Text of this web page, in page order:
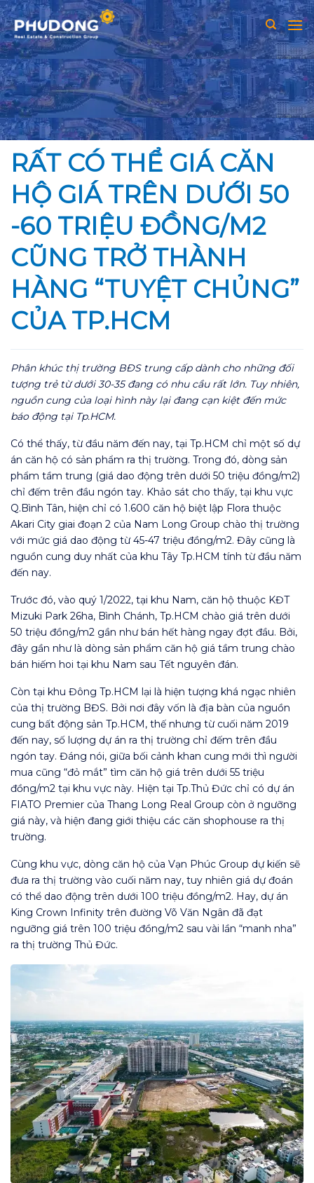
Skip
to
content
RẤT CÓ THỂ GIÁ CĂN
HỘ GIÁ TRÊN DƯỚI 50
-60 TRIỆU ĐỒNG/M2
CŨNG TRỞ THÀNH
HÀNG “TUYỆT CHỦNG”
CỦA TP.HCM
Phân khúc thị trường BĐS trung cấp dành cho những đối
tượng trẻ từ dưới 30-35 đang có nhu cầu rất lớn. Tuy nhiên,
nguồn cung của loại hình này lại đang cạn kiệt đến mức
báo động tại Tp.HCM.
Có thể thấy, từ đầu năm đến nay, tại Tp.HCM chỉ một số dự
án căn hộ có sản phẩm ra thị trường. Trong đó, dòng sản
phẩm tầm trung (giá dao động trên dưới 50 triệu đồng/m2)
chỉ đếm trên đầu ngón tay. Khảo sát cho thấy, tại khu vực
Q.Bình Tân, hiện chỉ có 1.600 căn hộ biệt lập Flora thuộc
Akari City giai đoạn 2 của Nam Long Group chào thị trường
với mức giá dao động từ 45-47 triệu đồng/m2. Đây cũng là
nguồn cung duy nhất của khu Tây Tp.HCM tính từ đầu năm
đến nay.
Trước đó, vào quý 1/2022, tại khu Nam, căn hộ thuộc KĐT
Mizuki Park 26ha, Bình Chánh, Tp.HCM chào giá trên dưới
50 triệu đồng/m2 gần như bán hết hàng ngay đợt đầu. Bởi,
đây gần như là dòng sản phẩm căn hộ giá tầm trung chào
bán hiếm hoi tại khu Nam sau Tết nguyên đán.
Còn tại khu Đông Tp.HCM lại là hiện tượng khá ngạc nhiên
của thị trường BĐS. Bởi nơi đây vốn là địa bàn của nguồn
cung bất động sản Tp.HCM, thế nhưng từ cuối năm 2019
đến nay, số lượng dự án ra thị trường chỉ đếm trên đầu
ngón tay. Đáng nói, giữa bối cảnh khan cung mới thì người
mua cũng “đỏ mắt” tìm căn hộ giá trên dưới 55 triệu
đồng/m2 tại khu vực này. Hiện tại Tp.Thủ Đức chỉ có dự án
FIATO Premier của Thang Long Real Group còn ở ngưỡng
giá này, và hiện đang giới thiệu các căn shophouse ra thị
trường.
Cùng khu vực, dòng căn hộ của Vạn Phúc Group dự kiến sẽ
đưa ra thị trường vào cuối năm nay, tuy nhiên giá dự đoán
có thể dao động trên dưới 100 triệu đồng/m2. Hay, dự án
King Crown Infinity trên đường Võ Văn Ngân đã đạt
ngưỡng giá trên 100 triệu đồng/m2 sau vài lần “manh nha”
ra thị trường Thủ Đức.